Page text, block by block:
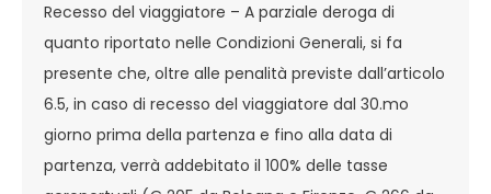
Recesso del viaggiatore – A parziale deroga di
quanto riportato nelle Condizioni Generali, si fa
presente che, oltre alle penalità previste dall’articolo
6.5, in caso di recesso del viaggiatore dal 30.mo
giorno prima della partenza e fino alla data di
partenza, verrà addebitato il 100% delle tasse